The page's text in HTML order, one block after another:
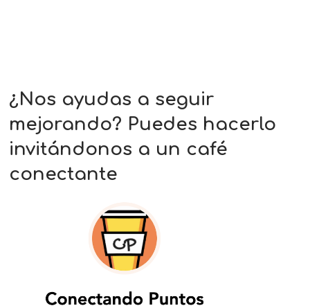
¿Nos ayudas a seguir
mejorando? Puedes hacerlo
invitándonos a un café
conectante